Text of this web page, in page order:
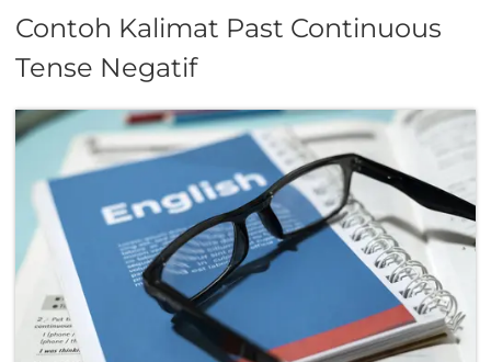
Contoh Kalimat Past Continuous
Tense Negatif